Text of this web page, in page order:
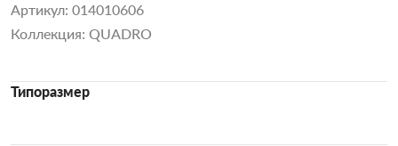
Артикул: 014010606
Коллекция: QUADRO
Типоразмер